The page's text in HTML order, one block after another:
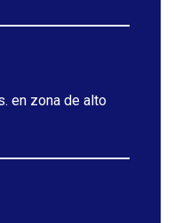
en zona de alto